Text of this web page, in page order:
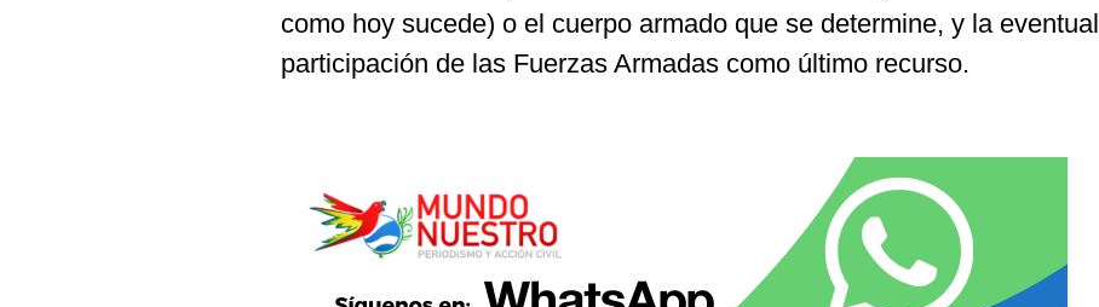
como hoy sucede) o el cuerpo armado que se determine, y la eventual
participación de las Fuerzas Armadas como último recurso.